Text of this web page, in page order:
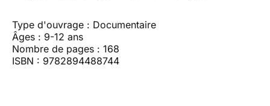
Type d'ouvrage : Documentaire
Âges : 9-12 ans
Nombre de pages : 168
ISBN : 9782894488744